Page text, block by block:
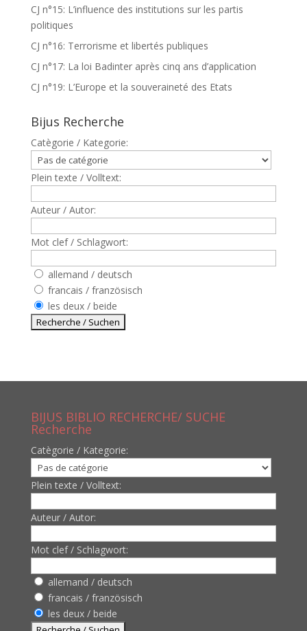
CJ n°15: L’influence des institutions sur les partis
politiques
CJ n°16: Terrorisme et libertés publiques
CJ n°17: La loi Badinter après cinq ans d’application
CJ n°19: L’Europe et la souveraineté des Etats
Bijus Recherche
Catègorie / Kategorie:
Plein texte / Volltext:
Auteur / Autor:
Mot clef / Schlagwort:
allemand / deutsch
francais / französisch
les deux / beide
BIJUS BIBLIO RECHERCHE/ SUCHE
Recherche
Catègorie / Kategorie:
Plein texte / Volltext:
Auteur / Autor:
Mot clef / Schlagwort:
allemand / deutsch
francais / französisch
les deux / beide